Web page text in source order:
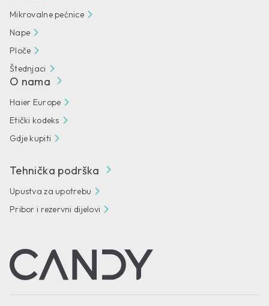
Mikrovalne pećnice
Nape
Ploče
Štednjaci
O nama
Haier Europe
Etički kodeks
Gdje kupiti
Tehnička podrška
Upustva za upotrebu
Pribor i rezervni dijelovi